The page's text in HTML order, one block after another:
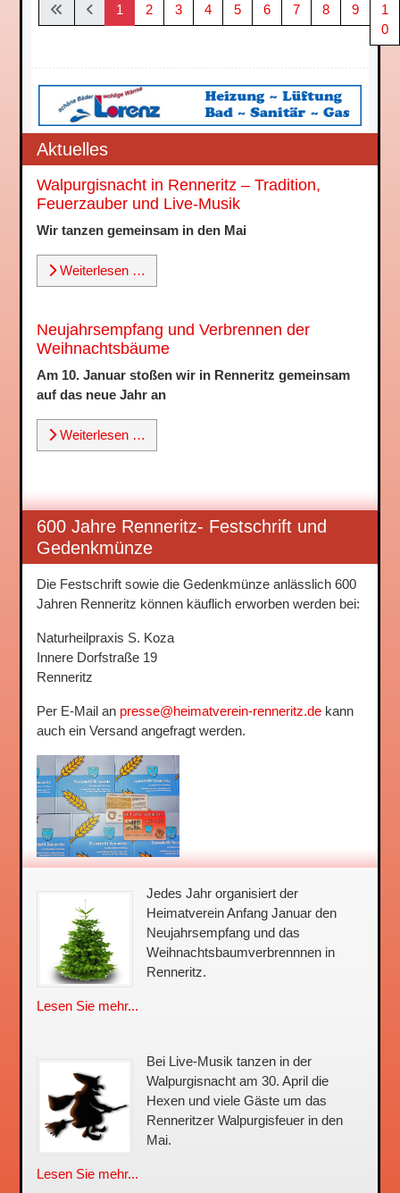
1 2 3 4 5 6 7 8 9
1
0
Aktuelles
Walpurgisnacht in Renneritz – Tradition,
Feuerzauber und Live-Musik
Wir tanzen gemeinsam in den Mai
Weiterlesen …
Neujahrsempfang und Verbrennen der
Weihnachtsbäume
Am 10. Januar stoßen wir in Renneritz gemeinsam
auf das neue Jahr an
Weiterlesen …
600 Jahre Renneritz- Festschrift und
Gedenkmünze
Die Festschrift sowie die Gedenkmünze anlässlich 600
Jahren Renneritz können käuflich erworben werden bei:
Naturheilpraxis S. Koza
Innere Dorfstraße 19
Renneritz
Per E-Mail an presse@heimatverein-renneritz.de kann
auch ein Versand angefragt werden.
Jedes Jahr organisiert der
Heimatverein Anfang Januar den
Neujahrsempfang und das
Weihnachtsbaum­verbrennnen in
Renneritz.
Lesen Sie mehr...
Bei Live-Musik tanzen in der
Walpurgisnacht am 30. April die
Hexen und viele Gäste um das
Renneritzer Walpurgisfeuer in den
Mai.
Lesen Sie mehr...